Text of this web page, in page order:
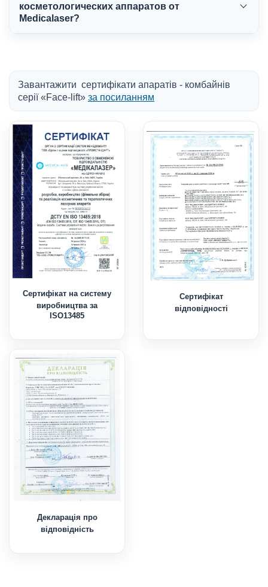
косметологических аппаратов от
Medicalaser?
Завантажити сертифікати апаратів - комбайнів
серії «Face-lift» за посиланням
Сертифікат на систему
виробництва за
ISO13485
Сертифікат
відповідності
Декларація про
відповідність